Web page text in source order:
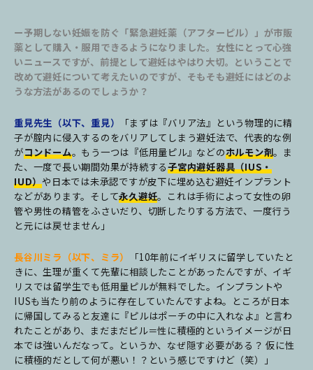
ー予期しない妊娠を防ぐ「緊急避妊薬（アフターピル）」が市販
薬として購入・服用できるようになりました。女性にとって心強
いニュースですが、前提として避妊はやはり大切。ということで
改めて避妊について考えたいのですが、そもそも避妊にはどのよ
うな方法があるのでしょうか？
重見先生（以下、重見）
「まずは『バリア法』という物理的に精
子が腟内に侵入するのをバリアしてしまう避妊法で、代表的な例
がコンドーム。もう一つは『低用量ピル』などのホルモン剤。ま
た、一度で長い期間効果が持続する子宮内避妊器具（IUS・
IUD）や日本では未承認ですが皮下に埋め込む避妊インプラント
などがあります。そして永久避妊。これは手術によって女性の卵
管や男性の精管をふさいだり、切断したりする方法で、一度行う
と元には戻せません」
長谷川ミラ（以下、ミラ）
「10年前にイギリスに留学していたと
きに、生理が重くて先輩に相談したことがあったんですが、イギ
リスでは留学生でも低用量ピルが無料でした。インプラントや
IUSも当たり前のように存在していたんですよね。ところが日本
に帰国してみると友達に『ピルはポーチの中に入れなよ』と言わ
れたことがあり、まだまだピル＝性に積極的というイメージが日
本では強いんだなって。というか、なぜ隠す必要がある？ 仮に性
に積極的だとして何が悪い！？という感じですけど（笑）」